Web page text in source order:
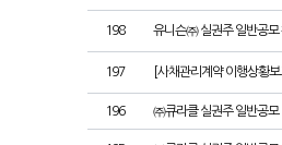
198 유니슨㈜ 실권주 일반공모
197 [사채관리계약 이행상황
196 ㈜큐라클 실권주 일반공모